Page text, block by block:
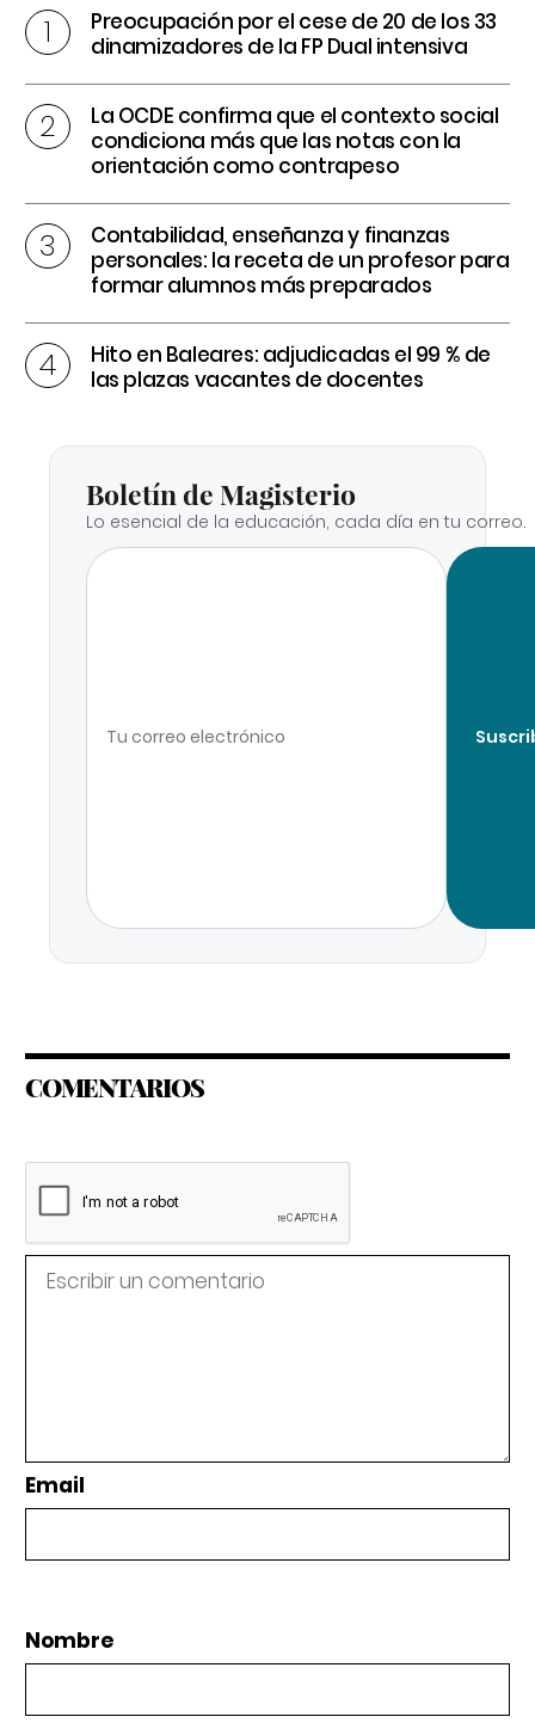
Preocupación por el cese de 20 de los 33
dinamizadores de la FP Dual intensiva
La OCDE confirma que el contexto social
condiciona más que las notas con la
orientación como contrapeso
Contabilidad, enseñanza y finanzas
personales: la receta de un profesor para
formar alumnos más preparados
Hito en Baleares: adjudicadas el 99 % de
las plazas vacantes de docentes
Boletín de Magisterio
Lo esencial de la educación, cada día en tu correo.
COMENTARIOS
Email
Nombre